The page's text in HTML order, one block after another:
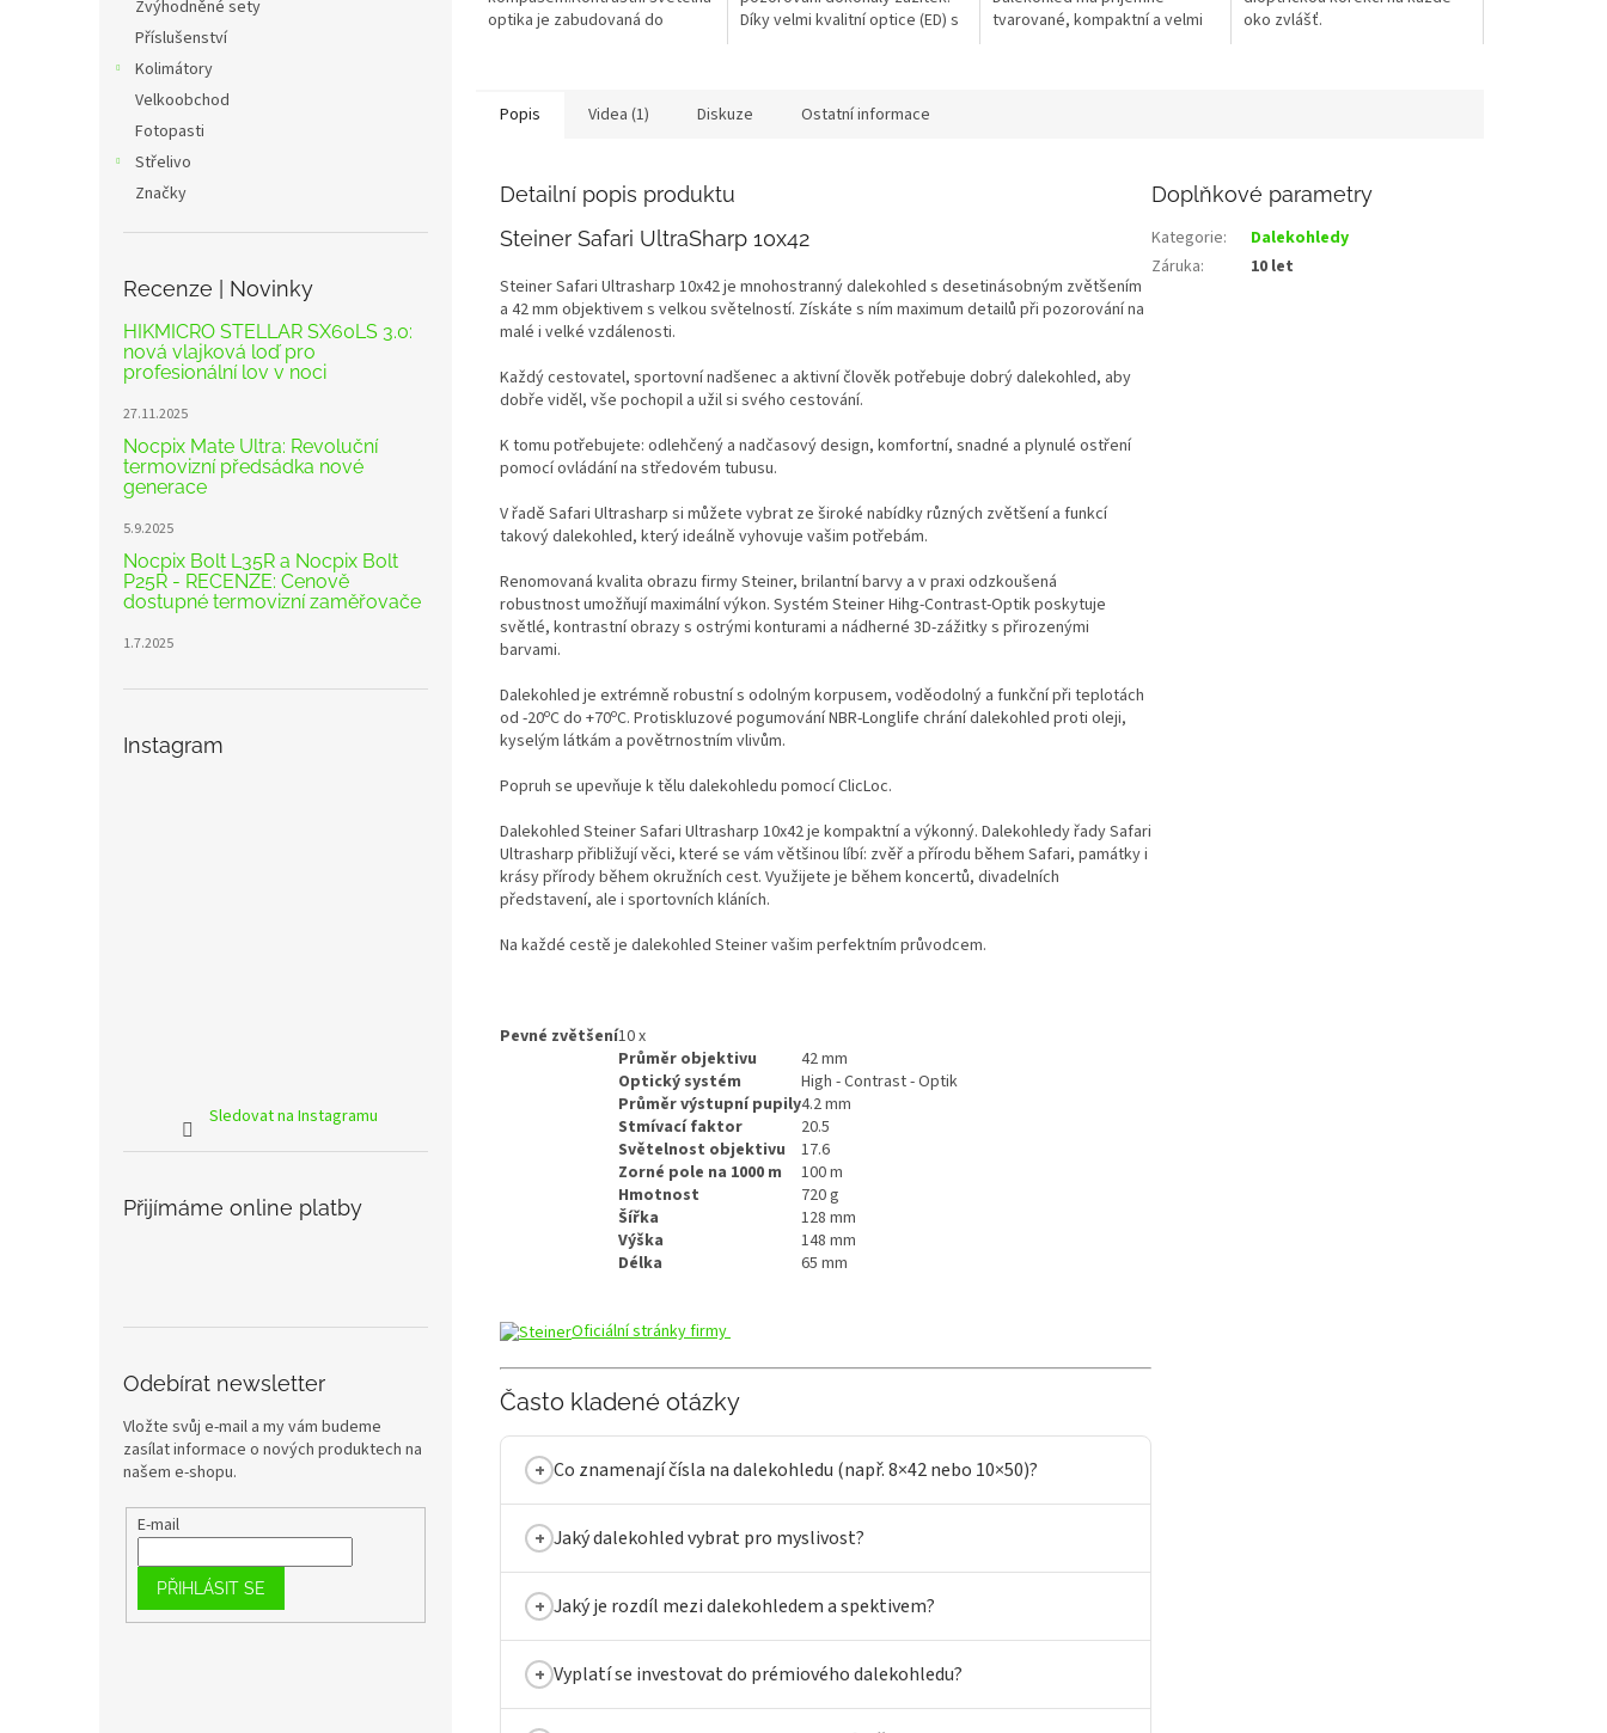
Zvýhodněné sety
Příslušenství
Kolimátory
Velkoobchod
Fotopasti
Střelivo
Značky
Recenze | Novinky
HIKMICRO STELLAR SX60LS 3.0:
nová vlajková loď pro
profesionální lov v noci
27.11.2025
Nocpix Mate Ultra: Revoluční
termovizní předsádka nové
generace
5.9.2025
Nocpix Bolt L35R a Nocpix Bolt
P25R - RECENZE: Cenově
dostupné termovizní zaměřovače
1.7.2025
Instagram
Sledovat na Instagramu
Přijímáme online platby
Odebírat newsletter
Vložte svůj e-mail a my vám budeme
zasílat informace o nových produktech na
našem e-shopu.
E-mail
PŘIHLÁSIT SE
optika je zabudovaná do
Díky velmi kvalitní optice (ED) s
tvarované, kompaktní a velmi
oko zvlášť.
Popis Videa (1) Diskuze Ostatní informace
Detailní popis produktu
Steiner Safari UltraSharp 10x42
Steiner Safari Ultrasharp 10x42 je mnohostranný dalekohled s desetinásobným zvětšením
a 42 mm objektivem s velkou světelností. Získáte s ním maximum detailů při pozorování na
malé i velké vzdálenosti.
Každý cestovatel, sportovní nadšenec a aktivní člověk potřebuje dobrý dalekohled, aby
dobře viděl, vše pochopil a užil si svého cestování.
K tomu potřebujete: odlehčený a nadčasový design, komfortní, snadné a plynulé ostření
pomocí ovládání na středovém tubusu.
V řadě Safari Ultrasharp si můžete vybrat ze široké nabídky různých zvětšení a funkcí
takový dalekohled, který ideálně vyhovuje vašim potřebám.
Renomovaná kvalita obrazu firmy Steiner, brilantní barvy a v praxi odzkoušená
robustnost umožňují maximální výkon. Systém Steiner Hihg-Contrast-Optik poskytuje
světlé, kontrastní obrazy s ostrými konturami a nádherné 3D-zážitky s přirozenými
barvami.
Dalekohled je extrémně robustní s odolným korpusem, voděodolný a funkční při teplotách
od -20oC do +70oC. Protiskluzové pogumování NBR-Longlife chrání dalekohled proti oleji,
kyselým látkám a povětrnostním vlivům.
Popruh se upevňuje k tělu dalekohledu pomocí ClicLoc.
Dalekohled Steiner Safari Ultrasharp 10x42 je kompaktní a výkonný. Dalekohledy řady Safari
Ultrasharp přibližují věci, které se vám většinou líbí: zvěř a přírodu během Safari, památky i
krásy přírody během okružních cest. Využijete je během koncertů, divadelních
představení, ale i sportovních kláních.
Na každé cestě je dalekohled Steiner vašim perfektním průvodcem.
Pevné zvětšení10 x
Průměr objektivu
42 mm
Optický systém
High - Contrast - Optik
Průměr výstupní pupily4.2 mm
Stmívací faktor
20.5
Světelnost objektivu
17.6
Zorné pole na 1000 m
100 m
Hmotnost
720 g
Šířka
128 mm
Výška
148 mm
Délka
65 mm
Oficiální stránky firmy
Často kladené otázky
Co znamenají čísla na dalekohledu (např. 8×42 nebo 10×50)?
Jaký dalekohled vybrat pro myslivost?
Jaký je rozdíl mezi dalekohledem a spektivem?
Vyplatí se investovat do prémiového dalekohledu?
Doplňkové parametry
Kategorie:
Dalekohledy
Záruka: 10 let